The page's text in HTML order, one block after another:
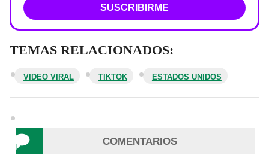
SUSCRIBIRME
TEMAS RELACIONADOS:
VIDEO VIRAL TIKTOK ESTADOS UNIDOS
COMENTARIOS